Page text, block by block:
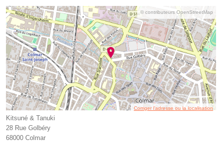
© contributeurs OpenStreetMap
Corriger l’adresse ou la localisation
Kitsuné & Tanuki
28 Rue Golbéry
68000 Colmar